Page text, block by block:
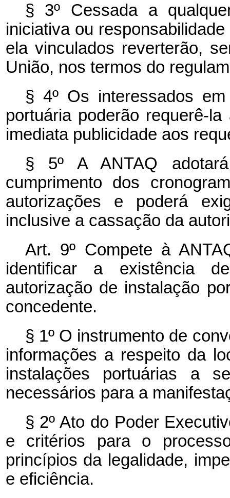
§ 3º Cessada a
iniciativa ou
ela vinculados reverterão,
União, nos termos do
§ 4º Os interessados
portuária poderão requerê-
imediata publicidade aos
§ 5º A ANTAQ
cumprimento dos
autorizações e poderá
inclusive a cassação da
Art. 9º Compete à
identificar a existência
autorização de instalação
concedente.
§ 1º O instrumento de
informações a respeito da
instalações portuárias a
necessários para a
§ 2º Ato do Poder
e critérios para o
princípios da legalidade,
e eficiência.